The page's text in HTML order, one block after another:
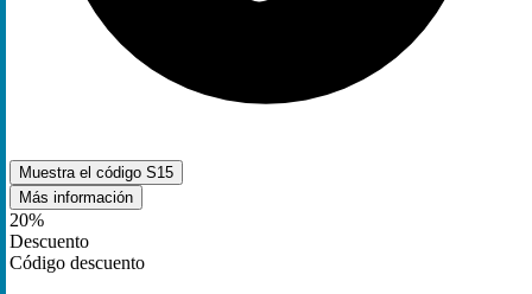
Muestra el código S15
Más información
20%
Descuento
Código descuento